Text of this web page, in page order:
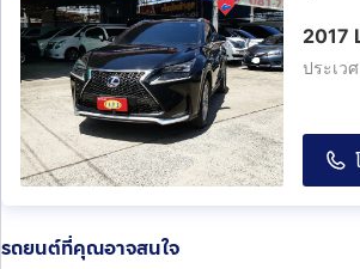
2017
ประเว
รถยนต์ที่คุณอาจสนใจ